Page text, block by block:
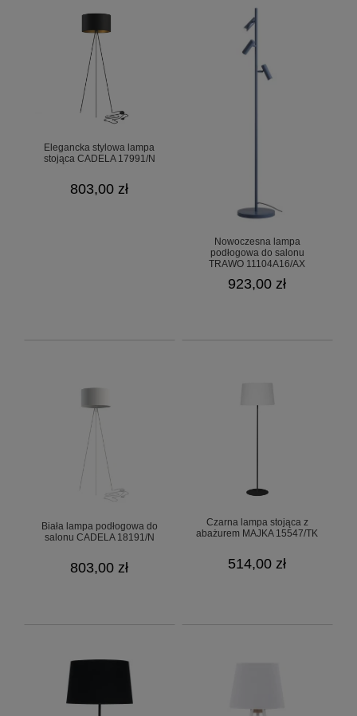
Elegancka stylowa lampa
stojąca CADELA 17991/N
803,00 zł
Nowoczesna lampa
podłogowa do salonu
TRAWO 11104A16/AX
923,00 zł
Biała lampa podłogowa do
salonu CADELA 18191/N
803,00 zł
Czarna lampa stojąca z
abażurem MAJKA 15547/TK
514,00 zł